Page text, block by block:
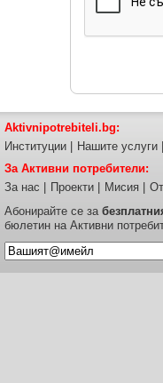
Aktivnipotrebiteli.bg:
Институции
Нашите услуги
За Активни потребители:
За нас
Проекти Мисия
Абонирайте се за
бюлетин на Активни